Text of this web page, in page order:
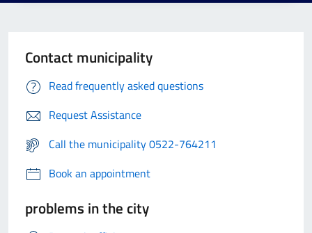
Contact municipality
Read frequently asked questions
Request Assistance
Call the municipality 0522-764211
Book an appointment
problems in the city